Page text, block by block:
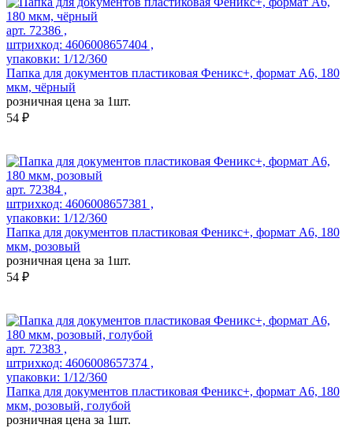
арт. 72386 ,
штрихкод: 4606008657404 ,
упаковки: 1/12/360
Папка для документов пластиковая Феникс+, формат А6, 180
мкм, чёрный
розничная цена за 1шт.
54 ₽
арт. 72384 ,
штрихкод: 4606008657381 ,
упаковки: 1/12/360
Папка для документов пластиковая Феникс+, формат А6, 180
мкм, розовый
розничная цена за 1шт.
54 ₽
арт. 72383 ,
штрихкод: 4606008657374 ,
упаковки: 1/12/360
Папка для документов пластиковая Феникс+, формат А6, 180
мкм, розовый, голубой
розничная цена за 1шт.